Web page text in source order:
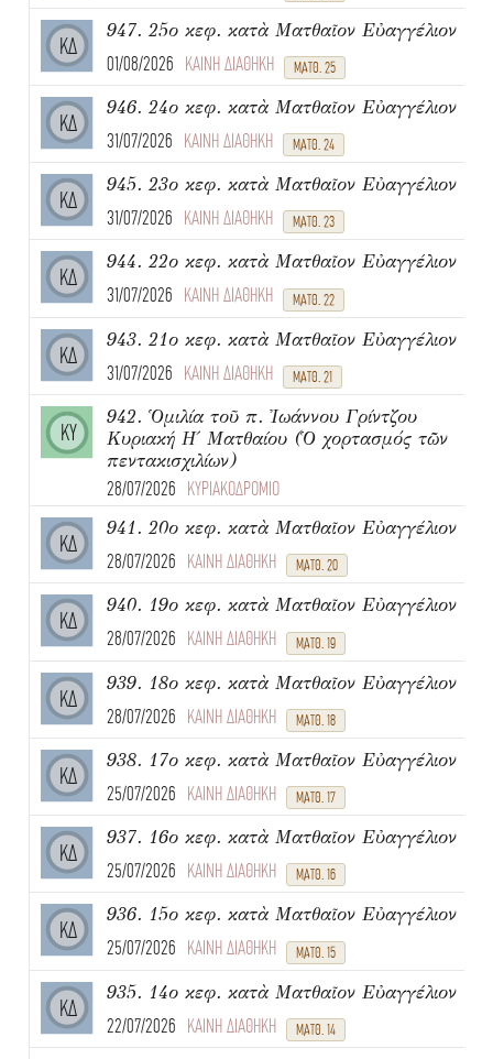
ΚΔ
947. 25ο κεφ. κατὰ Ματθαῖον Εὐαγγέλιον
01/08/2026 ΚΑΙΝΗ ΔΙΑΘΗΚΗ ΜΑΤΘ. 25
ΚΔ
946. 24ο κεφ. κατὰ Ματθαῖον Εὐαγγέλιον
31/07/2026 ΚΑΙΝΗ ΔΙΑΘΗΚΗ ΜΑΤΘ. 24
ΚΔ
945. 23ο κεφ. κατὰ Ματθαῖον Εὐαγγέλιον
31/07/2026 ΚΑΙΝΗ ΔΙΑΘΗΚΗ ΜΑΤΘ. 23
ΚΔ
944. 22ο κεφ. κατὰ Ματθαῖον Εὐαγγέλιον
31/07/2026 ΚΑΙΝΗ ΔΙΑΘΗΚΗ ΜΑΤΘ. 22
ΚΔ
943. 21ο κεφ. κατὰ Ματθαῖον Εὐαγγέλιον
31/07/2026 ΚΑΙΝΗ ΔΙΑΘΗΚΗ ΜΑΤΘ. 21
ΚΥ
942. Ὁμιλία τοῦ π. Ἰωάννου Γρίντζου
Κυριακή Η΄ Ματθαίου (Ὁ χορτασμός τῶν
πεντακισχιλίων)
28/07/2026 ΚΥΡΙΑΚΟΔΡΟΜΙΟ
ΚΔ
941. 20ο κεφ. κατὰ Ματθαῖον Εὐαγγέλιον
28/07/2026 ΚΑΙΝΗ ΔΙΑΘΗΚΗ ΜΑΤΘ. 20
ΚΔ
940. 19ο κεφ. κατὰ Ματθαῖον Εὐαγγέλιον
28/07/2026 ΚΑΙΝΗ ΔΙΑΘΗΚΗ ΜΑΤΘ. 19
ΚΔ
939. 18ο κεφ. κατὰ Ματθαῖον Εὐαγγέλιον
28/07/2026 ΚΑΙΝΗ ΔΙΑΘΗΚΗ ΜΑΤΘ. 18
ΚΔ
938. 17ο κεφ. κατὰ Ματθαῖον Εὐαγγέλιον
25/07/2026 ΚΑΙΝΗ ΔΙΑΘΗΚΗ ΜΑΤΘ. 17
ΚΔ
937. 16ο κεφ. κατὰ Ματθαῖον Εὐαγγέλιον
25/07/2026 ΚΑΙΝΗ ΔΙΑΘΗΚΗ ΜΑΤΘ. 16
ΚΔ
936. 15ο κεφ. κατὰ Ματθαῖον Εὐαγγέλιον
25/07/2026 ΚΑΙΝΗ ΔΙΑΘΗΚΗ ΜΑΤΘ. 15
ΚΔ
935. 14ο κεφ. κατὰ Ματθαῖον Εὐαγγέλιον
22/07/2026 ΚΑΙΝΗ ΔΙΑΘΗΚΗ ΜΑΤΘ. 14